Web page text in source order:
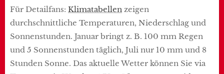
Für Detailfans: Klimatabellen zeigen
durchschnittliche Temperaturen, Niederschlag und
Sonnenstunden. Januar bringt z. B. 100 mm Regen
und 5 Sonnenstunden täglich, Juli nur 10 mm und 8
Stunden Sonne. Das aktuelle Wetter können Sie via